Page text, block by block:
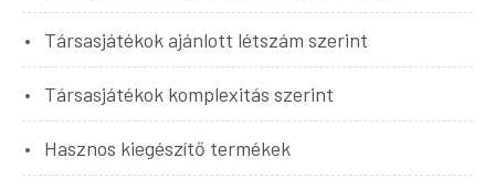
Társasjátékok ajánlott létszám szerint
Társasjátékok komplexitás szerint
Hasznos kiegészítő termékek